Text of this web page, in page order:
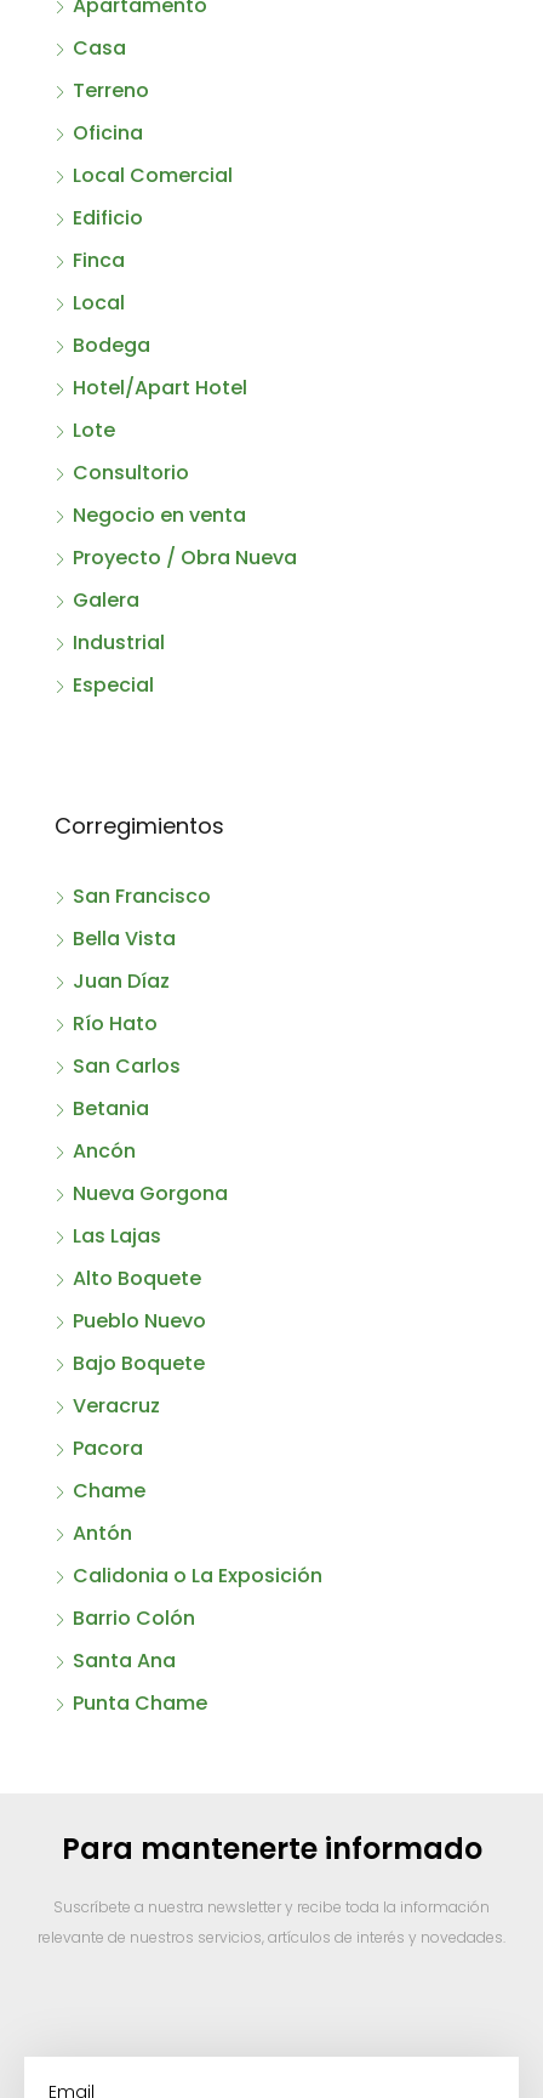
Apartamento
Casa
Terreno
Oficina
Local Comercial
Edificio
Finca
Local
Bodega
Hotel/Apart Hotel
Lote
Consultorio
Negocio en venta
Proyecto / Obra Nueva
Galera
Industrial
Especial
Corregimientos
San Francisco
Bella Vista
Juan Díaz
Río Hato
San Carlos
Betania
Ancón
Nueva Gorgona
Las Lajas
Alto Boquete
Pueblo Nuevo
Bajo Boquete
Veracruz
Pacora
Chame
Antón
Calidonia o La Exposición
Barrio Colón
Santa Ana
Punta Chame
Para mantenerte informado
Suscríbete a nuestra newsletter y recibe toda la información
relevante de nuestros servicios, artículos de interés y novedades.